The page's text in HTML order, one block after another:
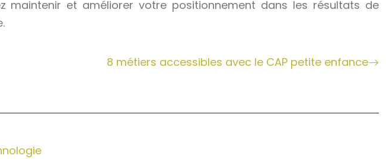
maintenir et améliorer votre positionnement dans les résultats de
8 métiers accessibles avec le CAP petite enfance